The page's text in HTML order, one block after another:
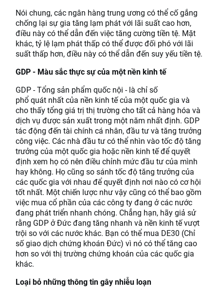
Nói chung, các ngân hàng trung ương có thể cố gắng
chống lại sự gia tăng lạm phát với lãi suất cao hơn,
điều này có thể dẫn đến việc tăng cường tiền tệ. Mặt
khác, tỷ lệ lạm phát thấp có thể được đối phó với lãi
suất thấp hơn, điều này có thể dẫn đến suy yếu tiền tệ.
GDP - Màu sắc thực sự của một nền kinh tế
GDP - Tổng sản phẩm quốc nội - là chỉ số
phổ quát nhất của nền kinh tế của một quốc gia và
cho thấy tổng giá trị thị trường cho tất cả hàng hóa và
dịch vụ được sản xuất trong một năm nhất định. GDP
tác động đến tài chính cá nhân, đầu tư và tăng trưởng
công việc. Các nhà đầu tư có thể nhìn vào tốc độ tăng
trưởng của một quốc gia hoặc nền kinh tế để quyết
định xem họ có nên điều chỉnh mức đầu tư của mình
hay không. Họ cũng so sánh tốc độ tăng trưởng của
các quốc gia với nhau để quyết định nơi nào có cơ hội
tốt nhất. Một chiến lược như vậy cũng có thể bao gồm
việc mua cổ phần của các công ty đang ở các nước
đang phát triển nhanh chóng. Chẳng hạn, hãy giả sử
rằng GDP ở Đức đang tăng nhanh và nền kinh tế vượt
trội so với các nước khác. Bạn có thể mua DE30 (Chỉ
số giao dịch chứng khoán Đức) vì nó có thể tăng cao
hơn so với thị trường chứng khoán của các quốc gia
khác.
Loại bỏ những thông tin gây nhiễu loạn